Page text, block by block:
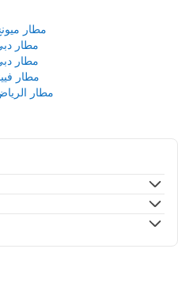
مطار
مطار
مطار
مطار
مطار